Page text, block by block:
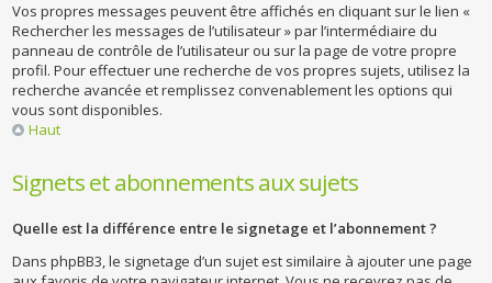
Vos propres messages peuvent être affichés en cliquant sur le lien «
Rechercher les messages de l’utilisateur » par l’intermédiaire du
panneau de contrôle de l’utilisateur ou sur la page de votre propre
profil. Pour effectuer une recherche de vos propres sujets, utilisez la
recherche avancée et remplissez convenablement les options qui
vous sont disponibles.
Haut
Signets et abonnements aux sujets
Quelle est la différence entre le signetage et l’abonnement ?
Dans phpBB3, le signetage d’un sujet est similaire à ajouter une page